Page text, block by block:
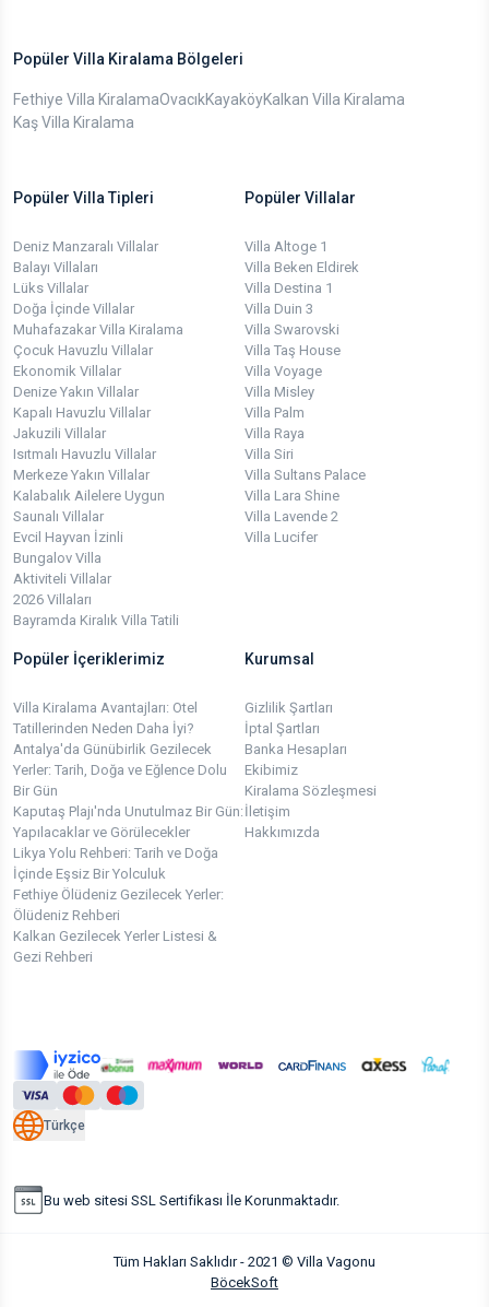
Popüler Villa Kiralama Bölgeleri
Fethiye Villa KiralamaOvacıkKayaköyKalkan Villa Kiralama
Kaş Villa Kiralama
Popüler Villa Tipleri
Deniz Manzaralı Villalar
Balayı Villaları
Lüks Villalar
Doğa İçinde Villalar
Muhafazakar Villa Kiralama
Çocuk Havuzlu Villalar
Ekonomik Villalar
Denize Yakın Villalar
Kapalı Havuzlu Villalar
Jakuzili Villalar
Isıtmalı Havuzlu Villalar
Merkeze Yakın Villalar
Kalabalık Ailelere Uygun
Saunalı Villalar
Evcil Hayvan İzinli
Bungalov Villa
Aktiviteli Villalar
2026 Villaları
Bayramda Kiralık Villa Tatili
Popüler Villalar
Villa Altoge 1
Villa Beken Eldirek
Villa Destina 1
Villa Duin 3
Villa Swarovski
Villa Taş House
Villa Voyage
Villa Misley
Villa Palm
Villa Raya
Villa Siri
Villa Sultans Palace
Villa Lara Shine
Villa Lavende 2
Villa Lucifer
Popüler İçeriklerimiz
Villa Kiralama Avantajları: Otel
Tatillerinden Neden Daha İyi?
Antalya'da Günübirlik Gezilecek
Yerler: Tarih, Doğa ve Eğlence Dolu
Bir Gün
Kaputaş Plajı'nda Unutulmaz Bir Gün:
Yapılacaklar ve Görülecekler
Likya Yolu Rehberi: Tarih ve Doğa
İçinde Eşsiz Bir Yolculuk
Fethiye Ölüdeniz Gezilecek Yerler:
Ölüdeniz Rehberi
Kalkan Gezilecek Yerler Listesi &
Gezi Rehberi
Kurumsal
Gizlilik Şartları
İptal Şartları
Banka Hesapları
Ekibimiz
Kiralama Sözleşmesi
İletişim
Hakkımızda
Türkçe
Bu web sitesi SSL Sertifikası İle Korunmaktadır.
Tüm Hakları Saklıdır - 2021 © Villa Vagonu
BöcekSoft